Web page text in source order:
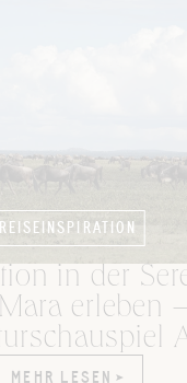
REISEINSPIRATION
in der
erleben
MEHR LESEN
MEHR LESEN